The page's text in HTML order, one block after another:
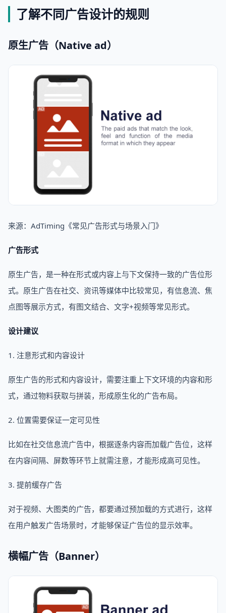
了解不同广告设计的规则
原生广告（Native ad）
来源：AdTiming《常见广告形式与场景入门》
广告形式
原生广告，是一种在形式或内容上与下文保持一致的广告位形
式。原生广告在社交、资讯等媒体中比较常见，有信息流、焦
点图等展示方式，有图文结合、文字+视频等常见形式。
设计建议
1. 注意形式和内容设计
原生广告的形式和内容设计，需要注重上下文环境的内容和形
式，通过物料获取与拼装，形成原生化的广告布局。
2. 位置需要保证一定可见性
比如在社交信息流广告中，根据逐条内容而加载广告位，这样
在内容间隔、屏数等环节上就需注意，才能形成高可见性。
3. 提前缓存广告
对于视频、大图类的广告，都要通过预加载的方式进行，这样
在用户触发广告场景时，才能够保证广告位的显示效率。
横幅广告（Banner）